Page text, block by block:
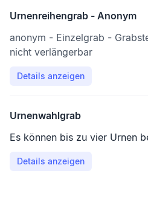
Urnenreihengrab - Anonym
anonym - Einzelgrab -
nicht verlängerbar
Details anzeigen
Urnenwahlgrab
Es können bis zu vier Urnen
Details anzeigen